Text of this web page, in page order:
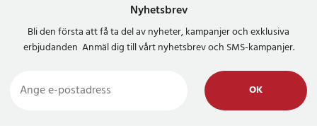
Nyhetsbrev
Bli den första att få ta del av nyheter, kampanjer och exklusiva
erbjudanden Anmäl dig till vårt nyhetsbrev och SMS-kampanjer.
OK